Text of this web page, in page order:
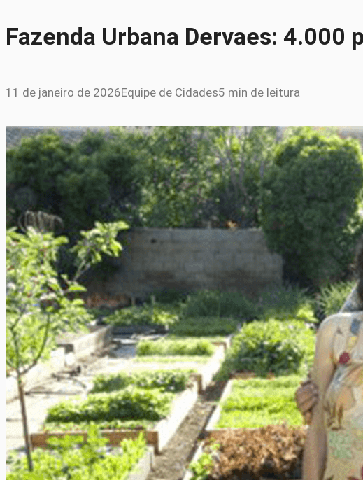
Fazenda Urbana Dervaes: 4.000
11 de janeiro de 2026Equipe de Cidades5 min de leitura